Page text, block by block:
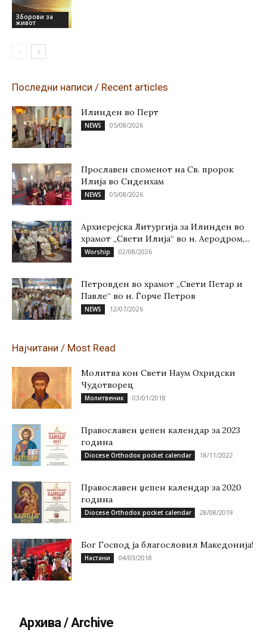
Зборови за
живот
Последни написи / Recent articles
Илинден во Перт
NEWS 05/08/2026
Прославен споменот на Св. пророк
Илија во Сиденхам
NEWS 05/08/2026
Архиерејска Литургија за Илинден во
храмот „Свети Илија“ во н. Аеродром,...
Worship 02/08/2026
Петровден во храмот „Свети Петар и
Павле“ во н. Ѓорче Петров
NEWS 12/07/2026
Најчитани / Most Read
Молитва кон Свети Наум Охридски
Чудотворец
Молитвеник 03/01/2018
Православен џепен календар за 2023
година
Diocese Orthodox pocket calendar 18/11/2022
Православен џепен календар за 2020
година
Diocese Orthodox pocket calendar 28/08/2019
Бог Господ ја благословил Македонија!
Настани 04/03/2018
Архива / Archive